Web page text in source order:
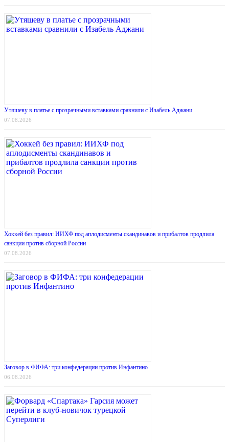
Утяшеву в платье с прозрачными вставками сравнили с Изабель Аджани
07.08.2026
Хоккей без правил: ИИХФ под аплодисменты скандинавов и прибалтов продлила
санкции против сборной России
07.08.2026
Заговор в ФИФА: три конфедерации против Инфантино
06.08.2026